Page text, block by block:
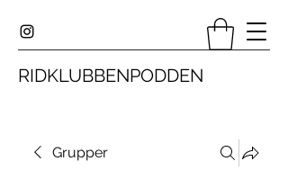
RIDKLUBBENPODDEN
Grupper